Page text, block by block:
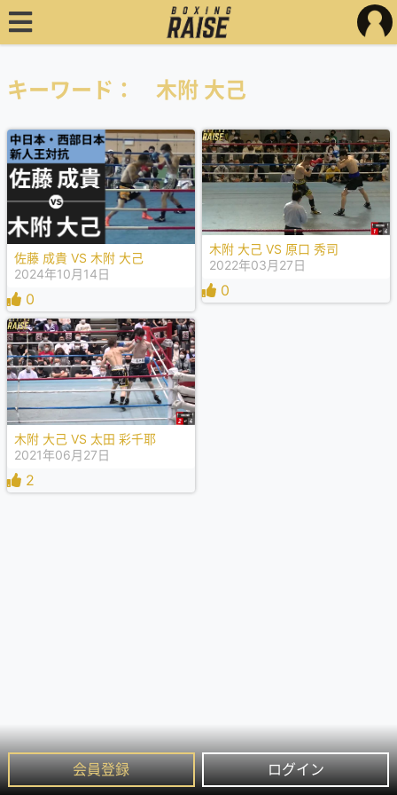
会員登録 ログイン
キーワード： 木附 大己
佐藤 成貴 VS 木附 大己
2024年10月14日
0
木附 大己 VS 原口 秀司
2022年03月27日
0
木附 大己 VS 太田 彩千耶
2021年06月27日
2